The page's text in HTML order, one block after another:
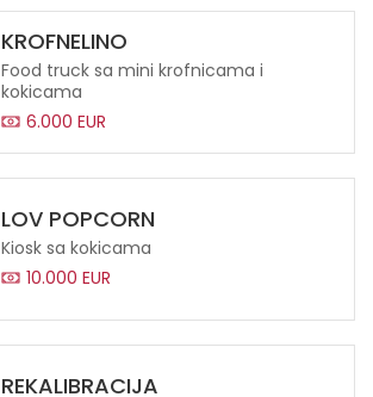
KROFNELINO
Food truck sa mini krofnicama i
kokicama
6.000 EUR
LOV POPCORN
Kiosk sa kokicama
10.000 EUR
REKALIBRACIJA